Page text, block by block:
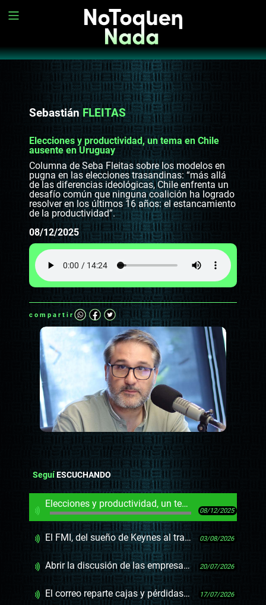
SebastiánFLEITAS
Elecciones y productividad, un tema en Chile
ausente en Uruguay
Columna de Seba Fleitas sobre los modelos en
pugna en las elecciones trasandinas: “más allá
de las diferencias ideológicas, Chile enfrenta un
desafío común que ninguna coalición ha logrado
resolver en los últimos 16 años: el estancamiento
de la productividad”.
08/12/2025
compartir
SeguíESCUCHANDO
Elecciones y productividad, un tema en Chile ausente en Uruguay
08/12/2025
El FMI, del sueño de Keynes al trauma uruguayo 03/08/2026
Abrir la discusión de las empresas públicas y el capital privado 20/07/2026
El correo reparte cajas y pérdidas millonarias 17/07/2026